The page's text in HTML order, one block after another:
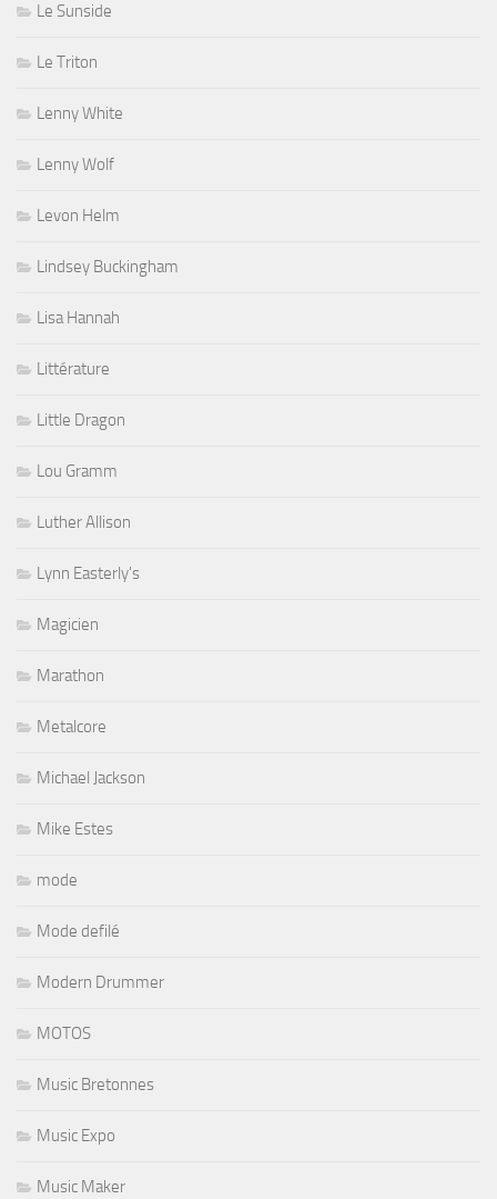
Le Sunside
Le Triton
Lenny White
Lenny Wolf
Levon Helm
Lindsey Buckingham
Lisa Hannah
Littérature
Little Dragon
Lou Gramm
Luther Allison
Lynn Easterly's
Magicien
Marathon
Metalcore
Michael Jackson
Mike Estes
mode
Mode defilé
Modern Drummer
MOTOS
Music Bretonnes
Music Expo
Music Maker